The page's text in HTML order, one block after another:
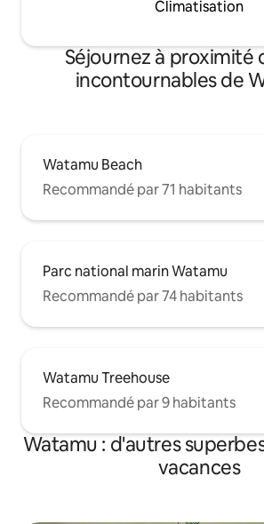
Climatisation
Séjournez à proximité
incontournables de
Watamu Beach
Recommandé par 71 habitants
Parc national marin Watamu
Recommandé par 74 habitants
Watamu Treehouse
Recommandé par 9 habitants
Watamu : d'autres
vacances